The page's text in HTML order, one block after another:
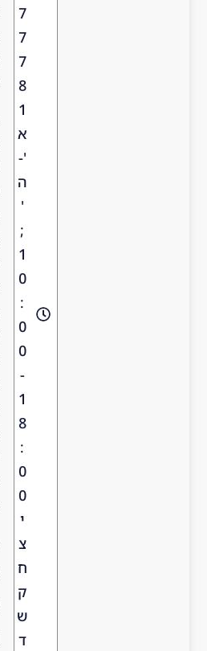
7
7
7
8
1
א
'-
ה
'
;
1
0
:
0
0
-
1
8
:
0
0
י
צ
ח
ק
ש
ד